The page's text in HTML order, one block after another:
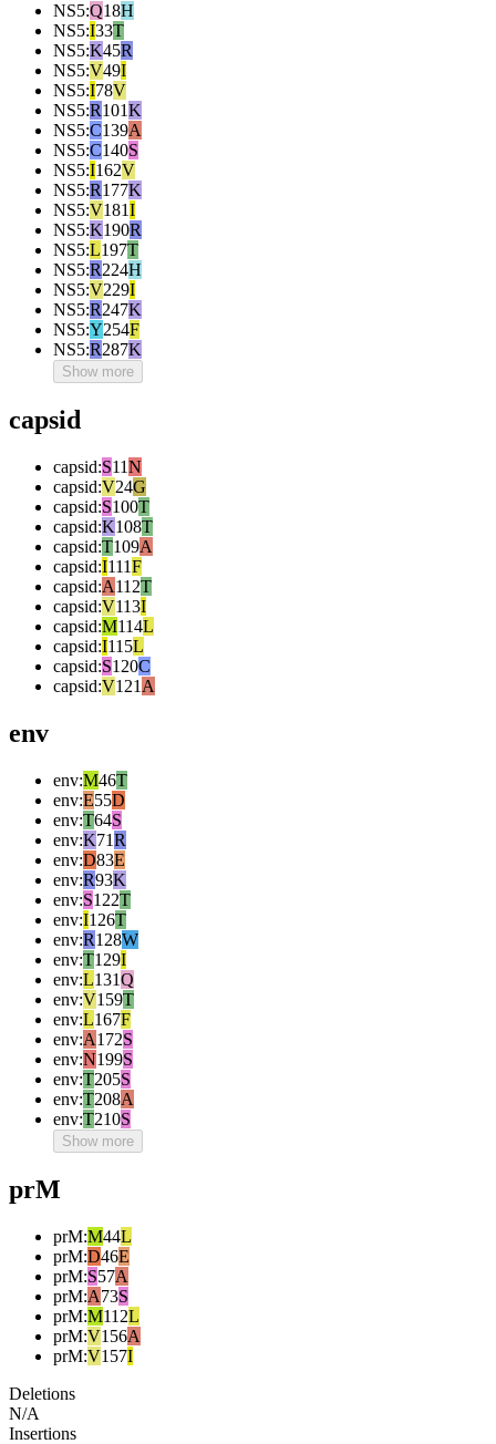
NS5:Q18H
NS5:I33T
NS5:K45R
NS5:V49I
NS5:I78V
NS5:R101K
NS5:C139A
NS5:C140S
NS5:I162V
NS5:R177K
NS5:V181I
NS5:K190R
NS5:L197T
NS5:R224H
NS5:V229I
NS5:R247K
NS5:Y254F
NS5:R287K
Show more
capsid
capsid:S11N
capsid:V24G
capsid:S100T
capsid:K108T
capsid:T109A
capsid:I111F
capsid:A112T
capsid:V113I
capsid:M114L
capsid:I115L
capsid:S120C
capsid:V121 A
env
env:M46T
env:E55D
env:T64S
env:K71R
env:D83E
env:R93K
env:S122T
env:I126T
env:R128W
env:T129I
env:L131Q
env:V159T
env:L167F
env:A172S
env:N199S
env:T205S
env:T208A
env:T210S
Show more
prM
prM:M44L
prM:D46E
prM:S57A
prM:A73S
prM:M112L
prM:V156A
prM:V157I
Deletions
N/A
Insertions